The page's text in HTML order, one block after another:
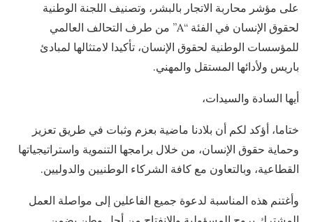
على مؤشر محاربة الاتجار بالبشر، وتصنيف اللجنة الوطنية
لحقوق الإنسان في الفئة “A” من طرف التحالف العالمي
للمؤسسات الوطنية لحقوق الإنسان، تأكيدا لامتثالها لمبادئ
باريس ولأدائها المستقل والمهني.
أيها السادة والسيدات،
ختاما، أؤكد لكم أن بلادنا ماضية بعزم وثبات في طريق تعزيز
وحماية حقوق الإنسان، من خلال برامجها التنموية واستراتيجياتها
القطاعية، وبالتعاون مع كافة الشركاء الوطنيين والدوليين.
وأغتنم هذه المناسبة لدعوة جميع الفاعلين إلى مواصلة العمل